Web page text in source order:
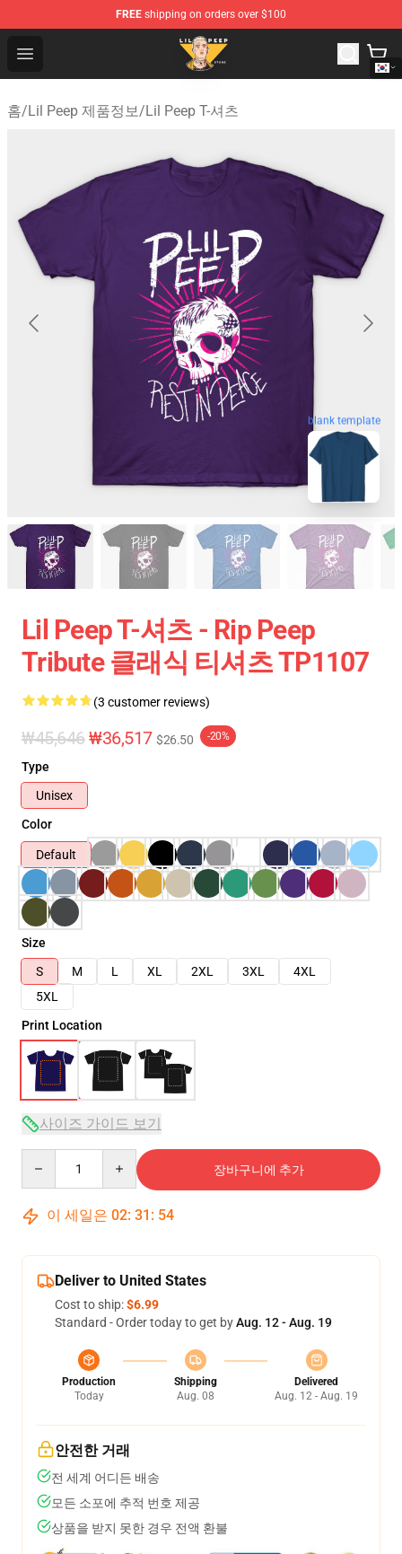
FREE shipping on orders over $100
Open menu
Lil Peep Store - Official Lil Peep Merchandise Shop
홈/Lil Peep 제품정보/Lil Peep T-셔츠
blank template
Lil Peep T-셔츠 - Rip Peep
Tribute 클래식 티셔츠 TP1107
(3 customer reviews)
₩45,646₩36,517 $26.50 -20%
Type
Unisex
Color
Default
Size
S
M L XL 2XL 3XL
4XL
5XL
Print Location
사이즈 가이드 보기
장바구니에 추가
이 세일은 02: 31 : 53
Deliver to United States
Cost to ship:$6.99
Standard - Order today to get byAug. 12 - Aug. 19
Production
Today
Shipping
Aug. 08
Delivered
Aug. 12 - Aug. 19
안전한 거래
전 세계 어디든 배송
모든 소포에 추적 번호 제공
상품을 받지 못한 경우 전액 환불